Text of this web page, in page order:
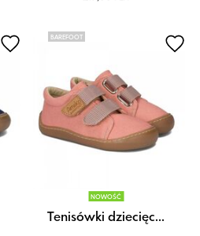
BAREFOOT
NOWOŚĆ
Tenisówki dziecięc...